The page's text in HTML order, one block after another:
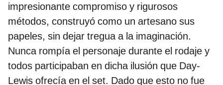
impresionante compromiso y rigurosos
métodos, construyó como un artesano sus
papeles, sin dejar tregua a la imaginación.
Nunca rompía el personaje durante el rodaje y
todos participaban en dicha ilusión que Day-
Lewis ofrecía en el set. Dado que esto no fue